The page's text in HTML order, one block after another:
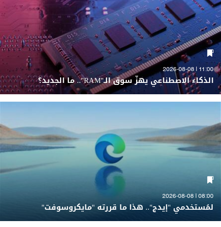
11:00 | 2026-08-08
الذكاء الاصطناعي يهزّ سوق الـ"RAM".. ما الجديد؟
08:00 | 2026-08-08
لمُستخدمي "إيدج".. هذا ما قررته "مايكروسوفت"